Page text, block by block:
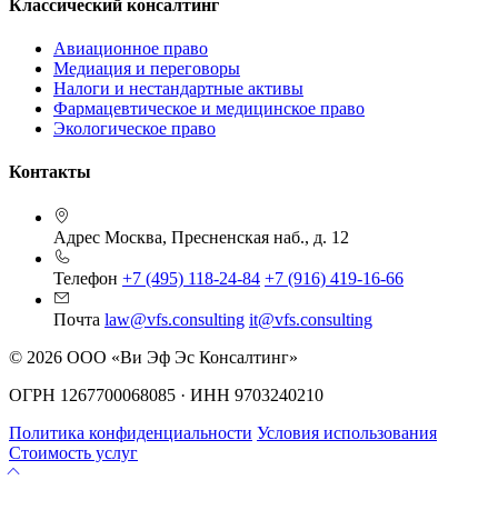
Классический консалтинг
Авиационное право
Медиация и переговоры
Налоги и нестандартные активы
Фармацевтическое и медицинское право
Экологическое право
Контакты
Адрес Москва, Пресненская наб., д. 12
Телефон +7 (495) 118-24-84 +7 (916) 419-16-66
Почта law@vfs.consulting it@vfs.consulting
© 2026 ООО «Ви Эф Эс Консалтинг»
ОГРН 1267700068085 · ИНН 9703240210
Политика конфиденциальности Условия использования
Стоимость услуг